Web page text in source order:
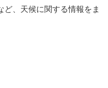
、天候に関する情報をま